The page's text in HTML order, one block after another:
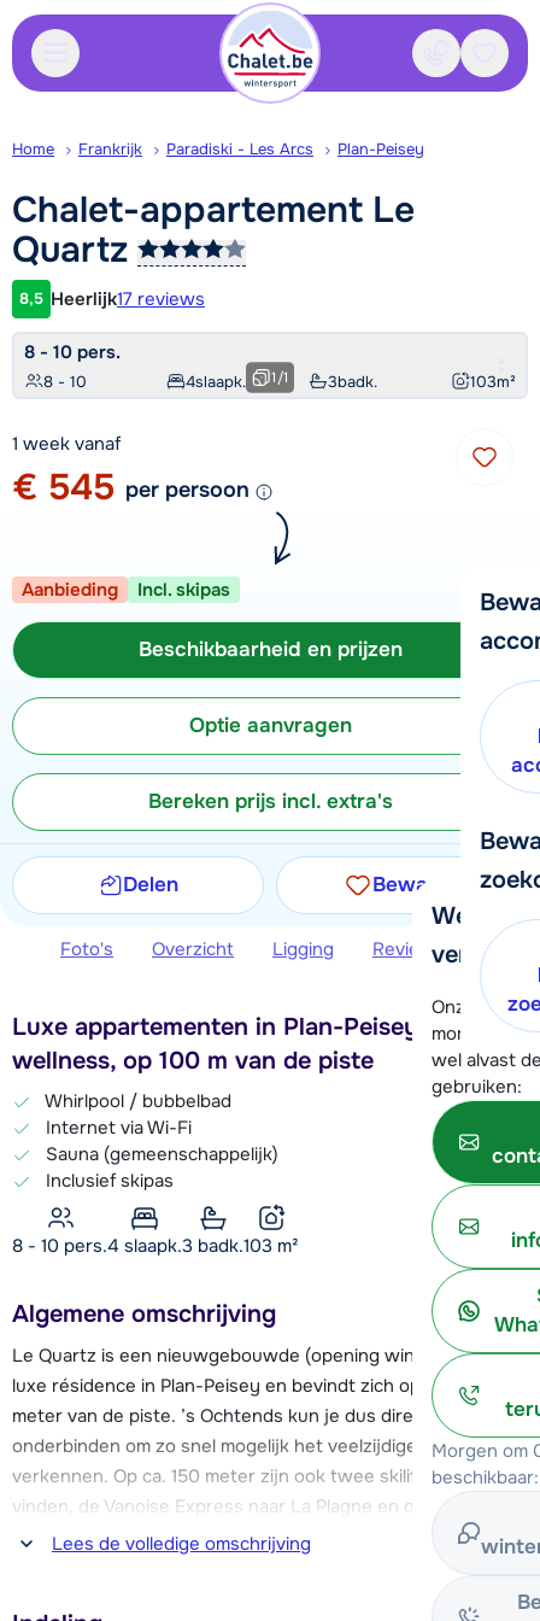
Contact
We
verder!
Onze
moment
wel alvast
gebruiken:
Morgen om
beschikbaar:
Home Frankrijk Paradiski - Les Arcs Plan-Peisey
Chalet-appartement Le
Quartz
Klantwaardering
8,5 Heerlijk17 reviews
8 - 10 pers.
8 - 10 4slaapk. 3badk. 103m²
1/1
1 week vanaf
€ 545 per persoon
Aanbieding Incl. skipas
Beschikbaarheid en prijzen
Optie aanvragen
Bereken prijs incl. extra's
Delen Bewaren
Foto's Overzicht Ligging Reviews
Luxe appartementen in Plan-Peisey met
wellness, op 100 m van de piste
Whirlpool / bubbelbad
Internet via Wi-Fi
Sauna (gemeenschappelijk)
Inclusief skipas
8 - 10 pers.4 slaapk.3 badk.103 m²
Algemene omschrijving
Le Quartz is een nieuwgebouwde (opening winter 2024) en
luxe résidence in Plan-Peisey en bevindt zich op slechts 100
meter van de piste. ’s Ochtends kun je dus direct de latten
onderbinden om zo snel mogelijk het veelzijdige skigebied te
verkennen. Op ca. 150 meter zijn ook twee skiliften te
vinden, de Vanoise Express naar La Plagne en de stoeltjeslift
van Plan-Peisey. Vanuit Le Quartz is er dus een goede
toegang naar zowel Les Arcs als La Plagne. Een aantal
winkeltjes en restaurants liggen op een afstand van 200
Lees de volledige omschrijving